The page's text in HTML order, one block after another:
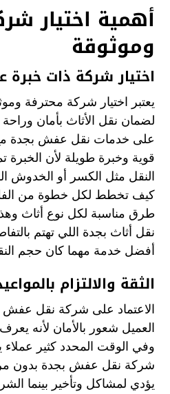
أهمية اختيار
وموثوقة
اختيار شركة ذات خبرة
يعتبر اختيار شركة محترفة
لضمان نقل الأثاث بأمان
على خدمات نقل عفش بجدة
قوية وخبرة طويلة لأن الخبرة
النقل مثل الكسر أو الخدوش
كيف تخطط لكل خطوة من
طرق مناسبة لكل نوع أثاث
نقل أثاث بجدة اللي تهتم
أفضل خدمة مهما كان حجم
الثقة والالتزام
الاعتماد على شركة نقل
العميل شعور بالأمان لأنه
وفي الوقت المحدد كثير
شركة نقل عفش بجدة بدون
يؤدي لمشاكل وتأخير بينما